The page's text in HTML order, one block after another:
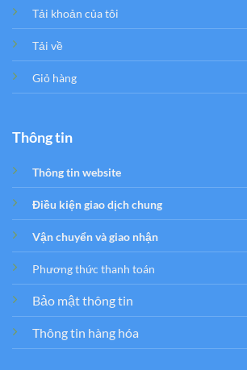
Tải khoản của tôi
Tải về
Giỏ hàng
Thông tin
Thông tin website
Điều kiện giao dịch chung
Vận chuyển và giao nhận
Phương thức thanh toán
Bảo mật thông tin
Thông tin hàng hóa